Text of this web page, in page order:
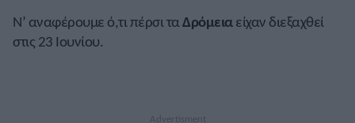
Ν’ αναφέρουμε ό,τι πέρσι ταΔρόμειαείχαν διεξαχθεί
στις 23 Ιουνίου.